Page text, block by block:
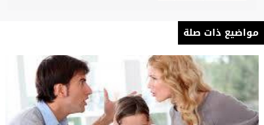
مواضيع ذات صلة